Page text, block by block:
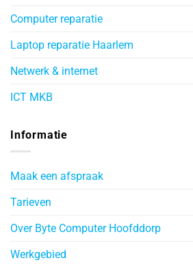
Computer reparatie
Laptop reparatie Haarlem
Netwerk & internet
ICT MKB
Informatie
Maak een afspraak
Tarieven
Over Byte Computer Hoofddorp
Werkgebied